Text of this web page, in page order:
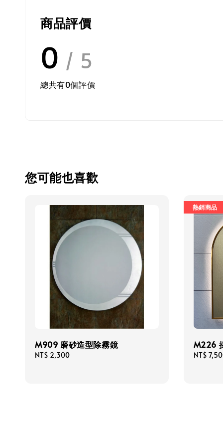
商品評價
0 / 5
總共有0個評價
您可能也喜歡
M909 磨砂造型除霧鏡
Regular
NT$ 2,300
熱銷商品
M226
Regular
NT$